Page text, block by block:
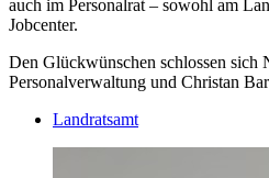
auch im Personalrat – sowohl am
Jobcenter.
Den Glückwünschen schlossen sich
Personalverwaltung und Christan
Landratsamt